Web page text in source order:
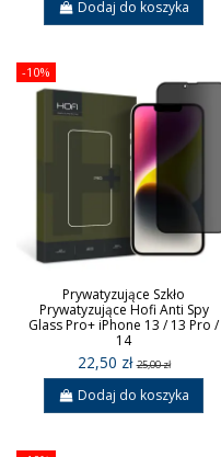
Dodaj do koszyka
-10%
Prywatyzujące Szkło
Prywatyzujące Hofi Anti Spy
Glass Pro+ iPhone 13 / 13 Pro /
14
22,50 zł25,00 zł
Dodaj do koszyka